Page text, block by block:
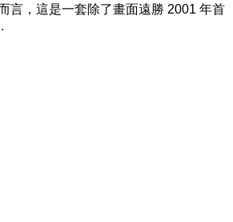
言，這是一套除了畫面遠勝 2001 年首